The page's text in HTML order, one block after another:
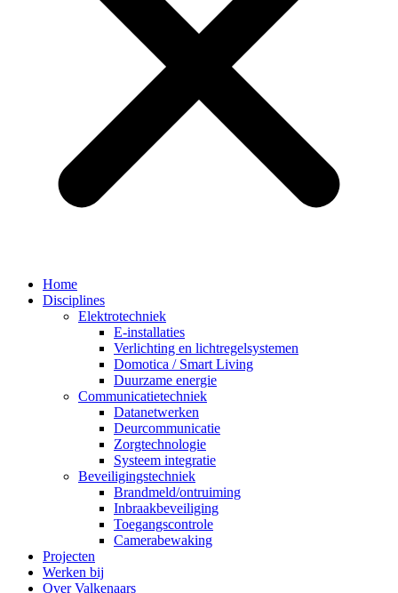
Home
Disciplines
Elektrotechniek
E-installaties
Verlichting en lichtregelsystemen
Domotica / Smart Living
Duurzame energie
Communicatietechniek
Datanetwerken
Deurcommunicatie
Zorgtechnologie
Systeem integratie
Beveiligingstechniek
Brandmeld/ontruiming
Inbraakbeveiliging
Toegangscontrole
Camerabewaking
Projecten
Werken bij
Over Valkenaars